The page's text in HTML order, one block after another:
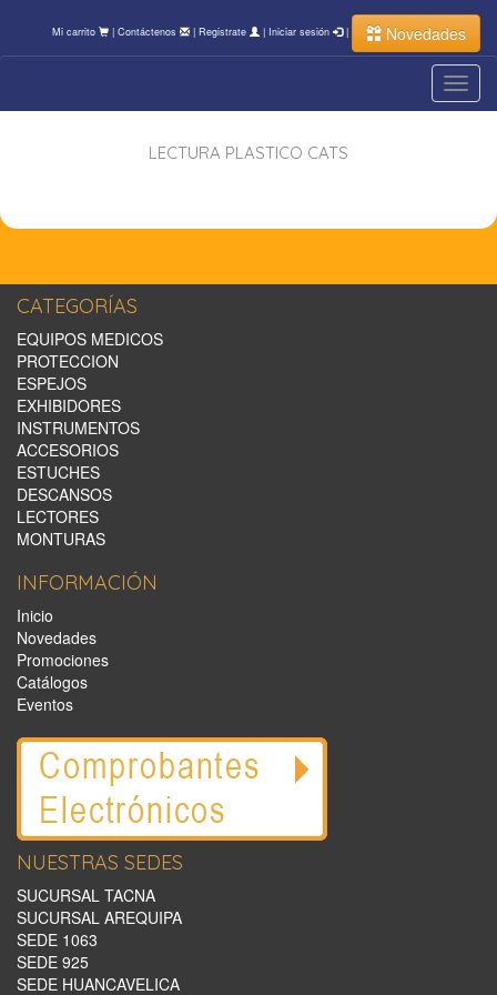
Mi carrito | Contáctenos | Registrate | Iniciar sesión | Novedades
LECTURA PLASTICO CATS
CATEGORÍAS
EQUIPOS MEDICOS
PROTECCION
ESPEJOS
EXHIBIDORES
INSTRUMENTOS
ACCESORIOS
ESTUCHES
DESCANSOS
LECTORES
MONTURAS
INFORMACIÓN
Inicio
Novedades
Promociones
Catálogos
Eventos
NUESTRAS SEDES
SUCURSAL TACNA
SUCURSAL AREQUIPA
SEDE 1063
SEDE 925
SEDE HUANCAVELICA